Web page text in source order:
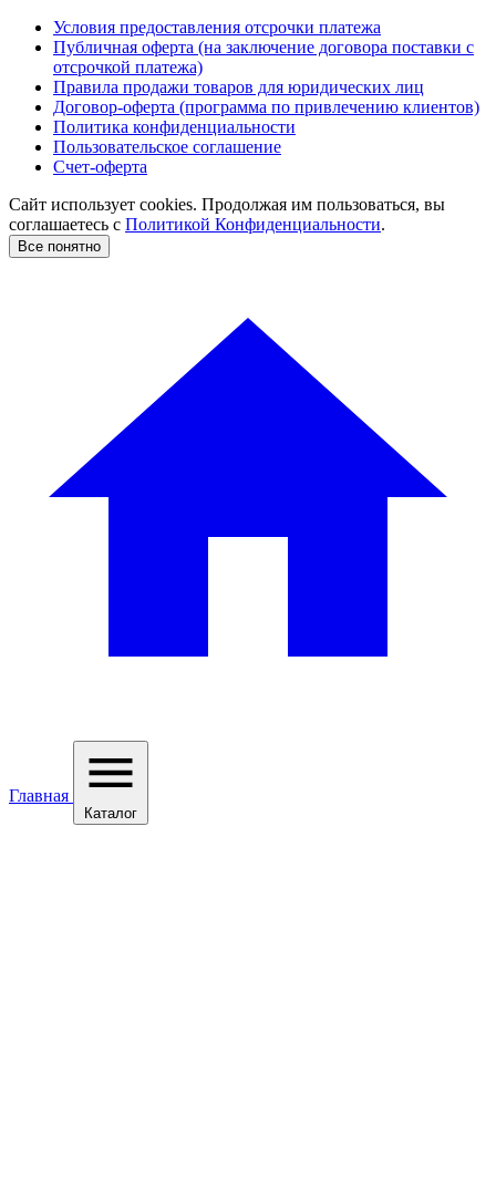
Условия предоставления отсрочки платежа
Публичная оферта (на заключение договора поставки с
отсрочкой платежа)
Правила продажи товаров для юридических лиц
Договор-оферта (программа по привлечению клиентов)
Политика конфиденциальности
Пользовательское соглашение
Счет-оферта
Сайт использует cookies. Продолжая им пользоваться, вы
соглашаетесь c Политикой Конфиденциальности.
Все понятно
Главная
Каталог